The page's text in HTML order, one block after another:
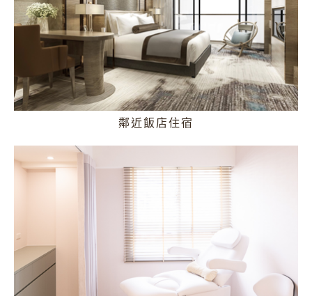
鄰近飯店住宿